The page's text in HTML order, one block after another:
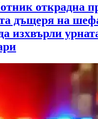
открадна
дъщеря на
изхвърли